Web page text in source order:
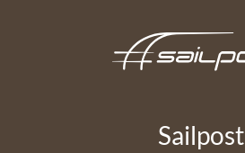
Sailpost